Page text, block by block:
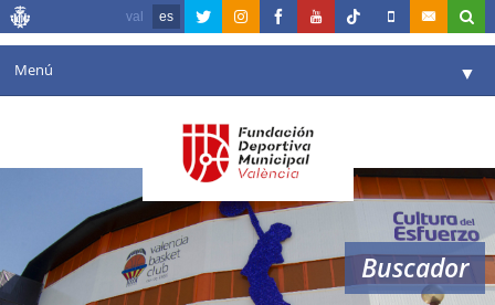
val es
Menú ▼
Agenda
Instalaciones ▼
Comunicación ▼
Buscador